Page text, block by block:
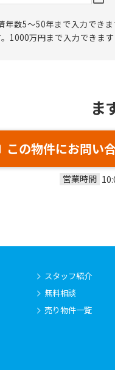
数5～50年まで入力できま
1000万円まで入力できます
ま
この物件にお問い
営業時間
スタッフ紹介
無料相談
売り物件一覧